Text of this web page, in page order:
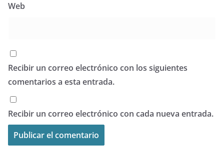
Web
Recibir un correo electrónico con los siguientes
comentarios a esta entrada.
Recibir un correo electrónico con cada nueva entrada.